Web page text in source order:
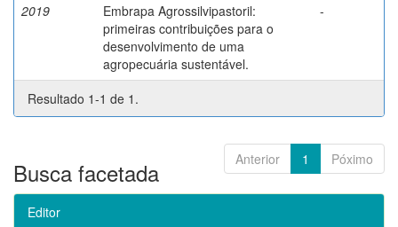
2019
Embrapa Agrossilvipastoril:
primeiras contribuições para o
desenvolvimento de uma
agropecuária sustentável.
-
Resultado 1-1 de 1.
Anterior 1 Póximo
Busca facetada
Editor